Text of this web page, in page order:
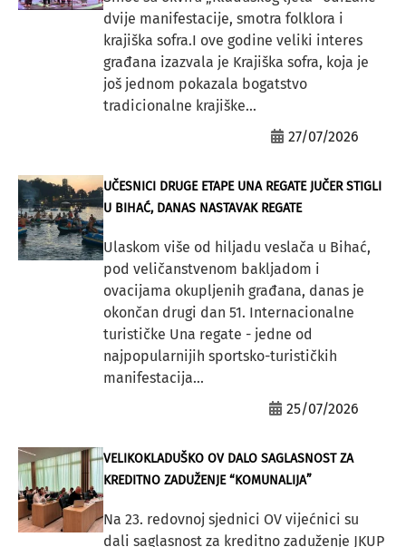
dvije manifestacije, smotra folklora i
krajiška sofra.I ove godine veliki interes
građana izazvala je Krajiška sofra, koja je
još jednom pokazala bogatstvo
tradicionalne krajiške...
27/07/2026
UČESNICI DRUGE ETAPE UNA REGATE JUČER STIGLI
U BIHAĆ, DANAS NASTAVAK REGATE
Ulaskom više od hiljadu veslača u Bihać,
pod veličanstvenom bakljadom i
ovacijama okupljenih građana, danas je
okončan drugi dan 51. Internacionalne
turističke Una regate - jedne od
najpopularnijih sportsko-turističkih
manifestacija...
25/07/2026
VELIKOKLADUŠKO OV DALO SAGLASNOST ZA
KREDITNO ZADUŽENJE “KOMUNALIJA”
Na 23. redovnoj sjednici OV vijećnici su
dali saglasnost za kreditno zaduženje JKUP